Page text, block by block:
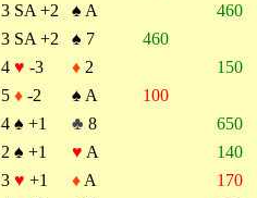
3 SA +2 ♠ A
460
3 SA +2 ♠ 7
460
4 ♥ -3 ♦ 2
150
5 ♦ -2 ♠ A
100
4 ♠ +1 ♣ 8
650
2 ♠ +1 ♥ A
140
3 ♥ +1 ♦ A
170